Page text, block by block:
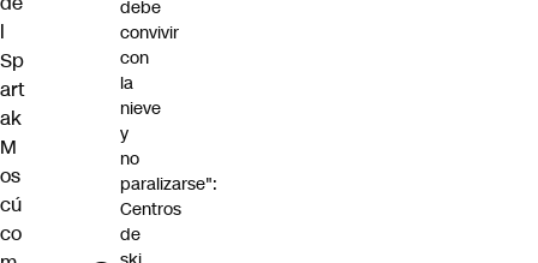
l
Sp
art
ak
M
os
cú
co
debe
convivir
con
la
nieve
y
no
paralizarse":
Centros
de